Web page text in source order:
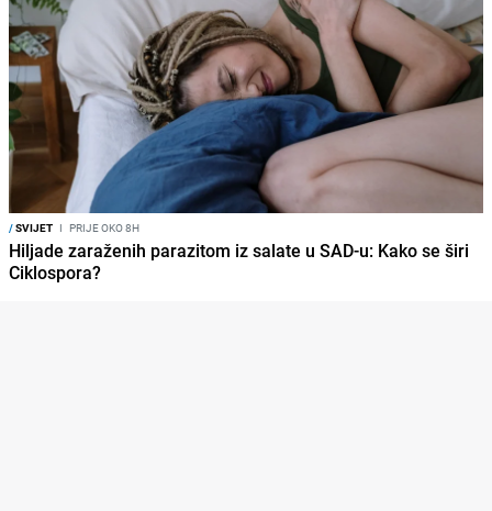
/SVIJET I PRIJE OKO 8H
Hiljade zaraženih parazitom iz salate u SAD-u: Kako se širi
Ciklospora?